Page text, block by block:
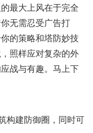
最大上风在于完全
无需忍受广告打
的策略和塔防妙技
照样应对复杂的外
战与有趣。马上下
构建防御圈，同时可